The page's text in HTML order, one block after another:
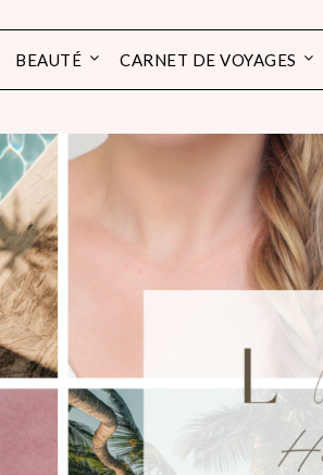
BEAUTÉ CARNET DE VOYAGES